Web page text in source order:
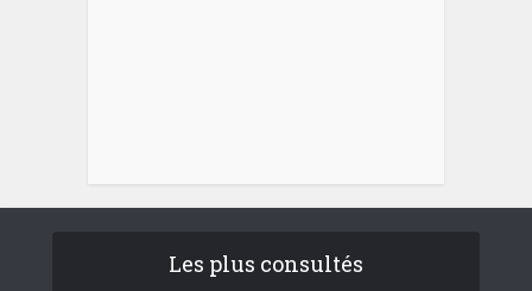
Les plus consultés